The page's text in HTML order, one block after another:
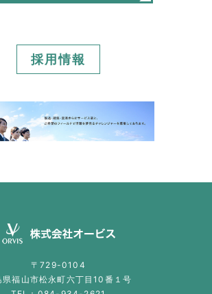
採用情報
〒729-0104
県福山市松永町六丁目10番１号